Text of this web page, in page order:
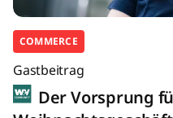
COMMERCE
Gastbeitrag
Der Vorsprung